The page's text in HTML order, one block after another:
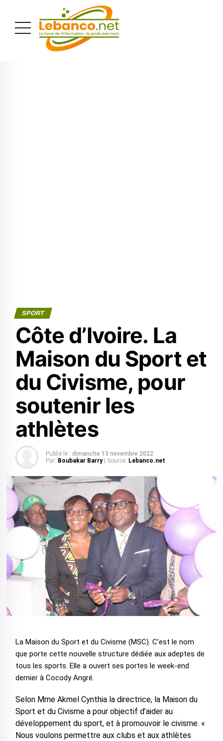
SPORT
Côte d’Ivoire. La
Maison du Sport et
du Civisme, pour
soutenir les
athlètes
Publié le : dimanche 13 novembre 2022
Par: Boubakar Barry | Source: Lebanco.net
La Maison du Sport et du Civisme (MSC). C’est le nom
que porte cette nouvelle structure dédiée aux adeptes de
tous les sports. Elle a ouvert ses portes le week-end
dernier à Cocody Angré.
Selon Mme Akmel Cynthia la directrice, la Maison du
Sport et du Civisme a pour objectif d’aider au
développement du sport, et à promouvoir le civisme. «
Nous voulons permettre aux clubs et aux athlètes